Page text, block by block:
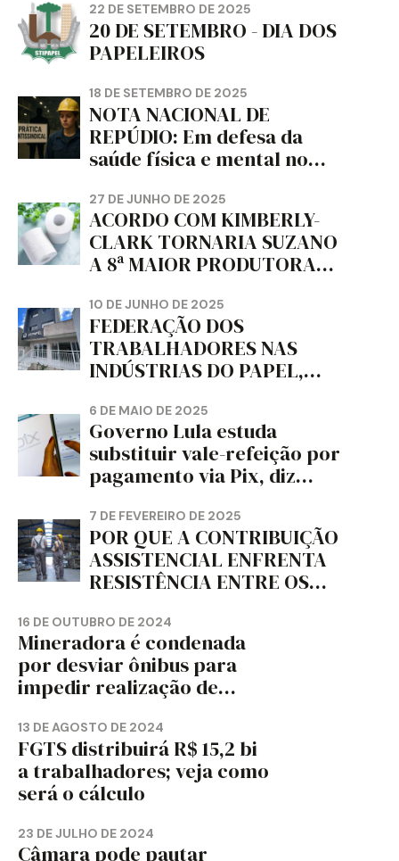
22 DE SETEMBRO DE 2025
20 DE SETEMBRO - DIA DOS
PAPELEIROS
18 DE SETEMBRO DE 2025
NOTA NACIONAL DE
REPÚDIO: Em defesa da
saúde física e mental no
da dignidade sindical.
27 DE JUNHO DE 2025
ACORDO COM KIMBERLY-
CLARK TORNARIA SUZANO
A 8ª MAIOR PRODUTORA
MUNDO, DIZ FITCH
10 DE JUNHO DE 2025
FEDERAÇÃO DOS
TRABALHADORES NAS
INDÚSTRIAS DO PAPEL,
CORTIÇA E ARTEFATOS DE
PAPEL DO ESTADO DO
PARANÁ – FETRAPEL-PR
6 DE MAIO DE 2025
Governo Lula estuda
substituir vale-refeição por
pagamento via Pix, diz
7 DE FEVEREIRO DE 2025
POR QUE A CONTRIBUIÇÃO
ASSISTENCIAL ENFRENTA
RESISTÊNCIA ENTRE OS
16 DE OUTUBRO DE 2024
Mineradora é condenada
por desviar ônibus para
impedir realização de
13 DE AGOSTO DE 2024
FGTS distribuirá R$ 15,2 bi
a trabalhadores; veja como
será o cálculo
23 DE JULHO DE 2024
Câmara pode pautar